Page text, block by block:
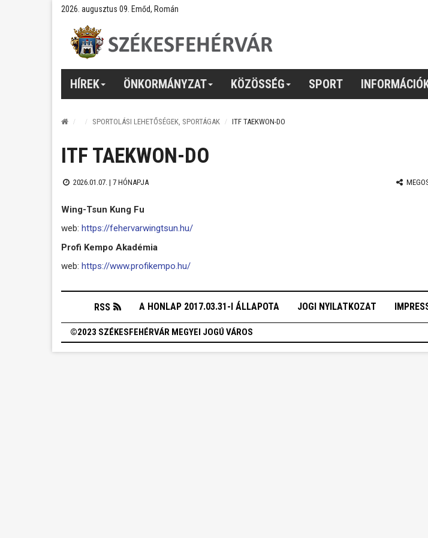
2026. augusztus 09. Emőd, Román
HÍREK ÖNKORMÁNYZAT KÖZÖSSÉG SPORT
SPORTOLÁSI LEHETŐSÉGEK, SPORTÁGAK ITF TAEKWON-DO
ITF TAEKWON-DO
2026.01.07. | 7 HÓNAPJA
Wing-Tsun Kung Fu
web: https://fehervarwingtsun.hu/
Profi Kempo Akadémia
web: https://www.profikempo.hu/
RSS A HONLAP 2017.03.31-I ÁLLAPOTA JOGI NYILATKOZAT
©2023 SZÉKESFEHÉRVÁR MEGYEI JOGÚ VÁROS